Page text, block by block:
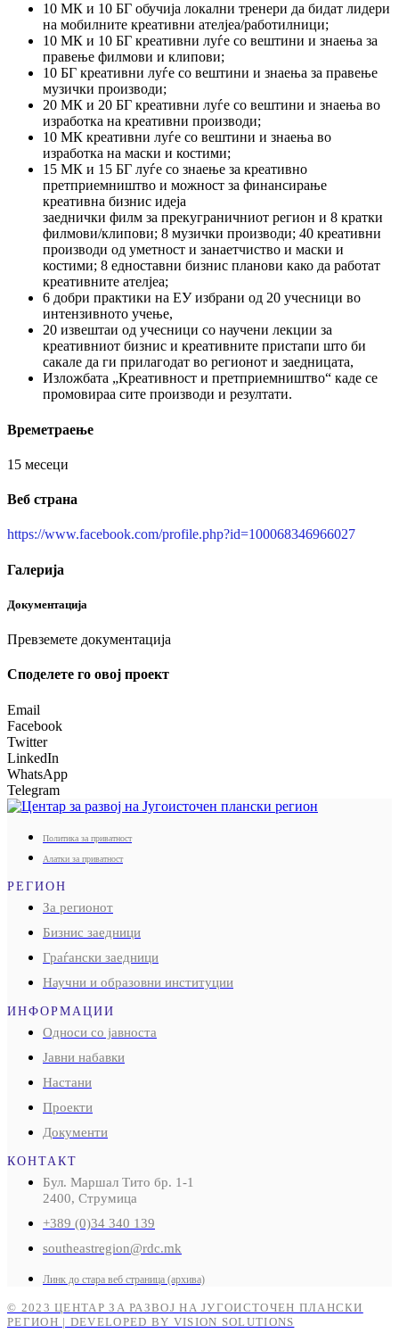
10 МК и 10 БГ обучија локални тренери да бидат лидери
на мобилните креативни ателјеа/работилници;
10 МК и 10 БГ креативни луѓе со вештини и знаења за
правење филмови и клипови;
10 БГ креативни луѓе со вештини и знаења за правење
музички производи;
20 МК и 20 БГ креативни луѓе со вештини и знаења во
изработка на креативни производи;
10 МК креативни луѓе со вештини и знаења во
изработка на маски и костими;
15 МК и 15 БГ луѓе со знаење за креативно
претприемништво и можност за финансирање
креативна бизнис идеја
заеднички филм за прекуграничниот регион и 8 кратки
филмови/клипови; 8 музички производи; 40 креативни
производи од уметност и занаетчиство и маски и
костими; 8 едноставни бизнис планови како да работат
креативните ателјеа;
6 добри практики на ЕУ избрани од 20 учесници во
интензивното учење,
20 извештаи од учесници со научени лекции за
креативниот бизнис и креативните пристапи што би
сакале да ги прилагодат во регионот и заедницата,
Изложбата „Креативност и претприемништво“ каде се
промовираа сите производи и резултати.
Времетраење
15 месеци
Веб страна
https://www.facebook.com/profile.php?id=100068346966027
Галерија
Документација
Превземете документација
Споделeте го овој проект
Email
Facebook
Twitter
LinkedIn
WhatsApp
Telegram
Политика за приватност
Алатки за приватност
РЕГИОН
За регионот
Бизнис заедници
Граѓански заедници
Научни и образовни институции
ИНФОРМАЦИИ
Односи со јавноста
Јавни набавки
Настани
Проекти
Документи
КОНТАКТ
Бул. Маршал Тито бр. 1-1
2400, Струмица
+389 (0)34 340 139
southeastregion@rdc.mk
Линк до стара веб страница (архива)
© 2023 ЦЕНТАР ЗА РАЗВОЈ НА ЈУГОИСТОЧЕН ПЛАНСКИ
РЕГИОН | DEVELOPED BY VISION SOLUTIONS